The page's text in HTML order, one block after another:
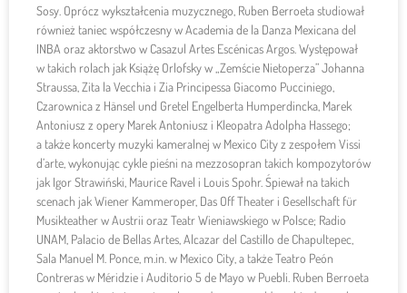
Sosy. Oprócz wykształcenia muzycznego, Ruben Berroeta studiował
również taniec współczesny w Academia de la Danza Mexicana del
INBA oraz aktorstwo w Casazul Artes Escénicas Argos. Występował
w takich rolach jak Książę Orlofsky w „Zemście Nietoperza” Johanna
Straussa, Zita la Vecchia i Zia Principessa Giacomo Pucciniego,
Czarownica z Hänsel und Gretel Engelberta Humperdincka, Marek
Antoniusz z opery Marek Antoniusz i Kleopatra Adolpha Hassego;
a także koncerty muzyki kameralnej w Mexico City z zespołem Vissi
d’arte, wykonując cykle pieśni na mezzosopran takich kompozytorów
jak Igor Strawiński, Maurice Ravel i Louis Spohr. Śpiewał na takich
scenach jak Wiener Kammeroper, Das Off Theater i Gesellschaft für
Musikteather w Austrii oraz Teatr Wieniawskiego w Polsce; Radio
UNAM, Palacio de Bellas Artes, Alcazar del Castillo de Chapultepec,
Sala Manuel M. Ponce, m.in. w Mexico City, a także Teatro Peón
Contreras w Méridzie i Auditorio 5 de Mayo w Puebli. Ruben Berroeta